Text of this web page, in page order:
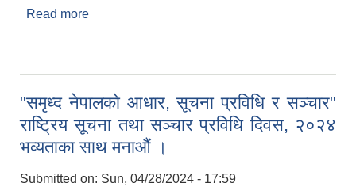
Read more
"समृध्द नेपालको आधार, सूचना प्रविधि र सञ्चार"
राष्ट्रिय सूचना तथा सञ्चार प्रविधि दिवस, २०२४
भव्यताका साथ मनाऔं ।
Submitted on: Sun, 04/28/2024 - 17:59